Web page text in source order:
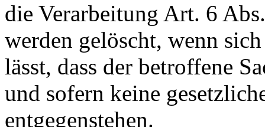
die Verarbeitung Art. 6
werden gelöscht, wenn
lässt, dass der betroffene
und sofern keine
entgegenstehen.